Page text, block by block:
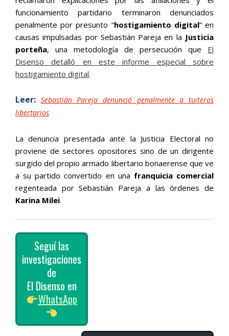
funcionamiento partidario terminaron denunciados
penalmente por presunto “hostigamiento digital” en
causas impulsadas por Sebastián Pareja en la Justicia
porteña, una metodología de persecución que El
Disenso detalló en este informe especial sobre
hostigamiento digital.
Leer: Sebastián Pareja denunció penalmente a tuiteros
libertarios
La denuncia presentada ante la Justicia Electoral no
proviene de sectores opositores sino de un dirigente
surgido del propio armado libertario bonaerense que ve
a su partido convertido en una franquicia comercial
regenteada por Sebastián Pareja a las órdenes de
Karina Milei.
Seguí las
investigaciones
de
El Disenso en
WhatsApp